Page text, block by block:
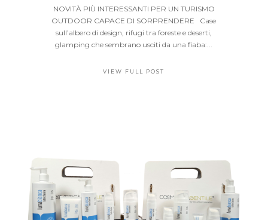
NOVITÀ PIÙ INTERESSANTI PER UN TURISMO
OUTDOOR CAPACE DI SORPRENDERE Case
sull’albero di design, rifugi tra foreste e deserti,
glamping che sembrano usciti da una fiaba:...
VIEW FULL POST